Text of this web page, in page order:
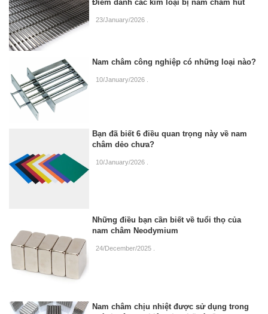
Điểm danh các kim loại bị nam châm hút
23/January/2026
Nam châm công nghiệp có những loại nào?
10/January/2026
Bạn đã biết 6 điều quan trọng này về nam
châm dẻo chưa?
10/January/2026
Những điều bạn cần biết về tuổi thọ của
nam châm Neodymium
24/December/2025
Nam châm chịu nhiệt được sử dụng trong